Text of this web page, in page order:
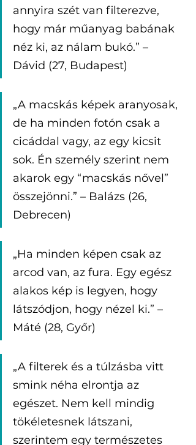
annyira szét van filterezve,
hogy már műanyag babának
néz ki, az nálam bukó.” –
Dávid (27, Budapest)
„A macskás képek aranyosak,
de ha minden fotón csak a
cicáddal vagy, az egy kicsit
sok. Én személy szerint nem
akarok egy “macskás nővel”
összejönni.” – Balázs (26,
Debrecen)
„Ha minden képen csak az
arcod van, az fura. Egy egész
alakos kép is legyen, hogy
látszódjon, hogy nézel ki.” –
Máté (28, Győr)
„A filterek és a túlzásba vitt
smink néha elrontja az
egészet. Nem kell mindig
tökéletesnek látszani,
szerintem egy természetes